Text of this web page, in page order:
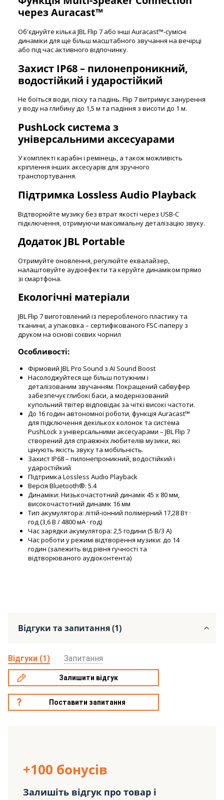
через Auracast™
Об'єднуйте кілька JBL Flip 7 або інші Auracast™-сумісні
динаміки для ще більш масштабного звучання на вечірці
або під час активного відпочинку.
Захист IP68 – пилонепроникний,
водостійкий і ударостійкий
Не боїться води, піску та падінь. Flip 7 витримує занурення
у воду на глибину до 1,5 м та падіння з висоти до 1 м.
PushLock система з
універсальними аксесуарами
У комплекті карабін і ремінець, а також можливість
кріплення інших аксесуарів для зручного
транспортування.
Підтримка Lossless Audio Playback
Відтворюйте музику без втрат якості через USB-C
підключення, отримуючи максимальну деталізацію звуку.
Додаток JBL Portable
Отримуйте оновлення, регулюйте еквалайзер,
налаштовуйте аудіоефекти та керуйте динаміком прямо
зі смартфона.
Екологічні матеріали
JBL Flip 7 виготовлений із переробленого пластику та
тканини, а упаковка – сертифікованого FSC-паперу з
друком на основі соєвих чорнил
Особливості:
Фірмовий JBL Pro Sound з AI Sound Boost
Насолоджуйтеся ще більш потужним і
деталізованим звучанням. Покращений сабвуфер
забезпечує глибокі баси, а модернізований
купольний твітер відповідає за чіткі високі частоти.
До 16 годин автономної роботи, функція Auracast™
для підключення декількох колонок та система
PushLock з універсальними аксесуарами – JBL Flip 7
створений для справжніх любителів музики, які
цінують якість звуку та мобільність.
Захист IP68 – пилонепроникний, водостійкий і
ударостійкий
Підтримка Lossless Audio Playback
Версія Bluetooth®: 5.4
Динаміки: Низькочастотний динамік 45 x 80 мм,
високочастотний динамік 16 мм
Тип акумулятора: літій-іонний полімерний 17,28 Вт ·
год (3,6 В / 4800 мА · год)
Час зарядки акумулятора: 2,5 години (5 В/3 А)
Час роботи у режимі відтворення музики: до 14
годин (залежить від рівня гучності та
відтворюваного аудіоконтента)
Відгуки та запитання (1)
Відгуки (1) Запитання
Залишити відгук
Поставити запитання
+100 бонусів
Залишіть відгук про товар і